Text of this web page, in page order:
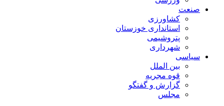
صنعت
کشاورزی
استانداری خوزستان
پتروشیمی
شهرداری
سیاسی
بین الملل
قوه مجریه
گزارش و گفتگو
مجلس